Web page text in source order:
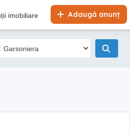
Adaugă anunț
imobiliare